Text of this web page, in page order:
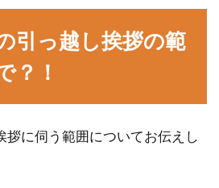
引っ越し挨拶の範
？！
拶に伺う範囲についてお伝えし